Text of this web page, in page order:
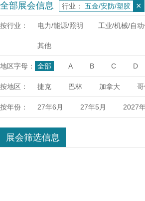
全部展会信息 行业： 五金/安防/塑胶 ×
按行业： 电力/能源/照明 工业/机械/自
其他
地区字母： 全部 A B C D
X Z
按地区： 捷克 巴林 加拿大
达 埃塞俄比亚 乌兹别克
伊朗
南 巴西 坦桑尼亚 阿
按年份： 27年6月 27年5月 2027
年08月
2027年6月 2026年12月
展会筛选信息